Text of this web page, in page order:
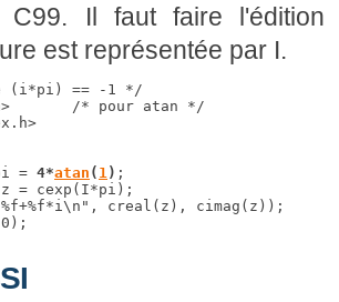
C99. Il faut faire
est représentée par I.
(i*pi) == -1 */
*/
=
4*atan ( 1 ) ;